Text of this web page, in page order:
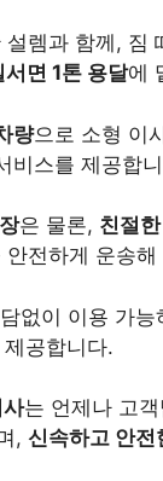
렘과 함께, 짐
서면 1톤 용달에
량으로 소형 이
비스를 제공합
은 물론, 친절
전하게 운송해
없이 이용 가능
제공합니다.
는 언제나 고
, 신속하고 안전